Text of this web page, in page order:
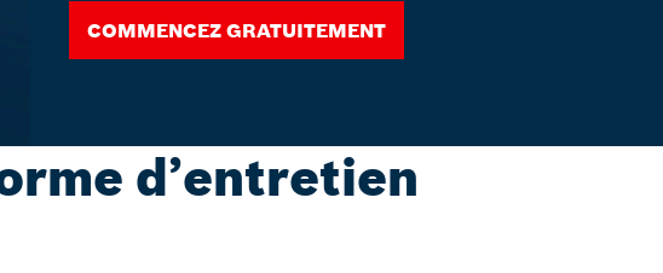
Commencez gratuitement
d’entretien